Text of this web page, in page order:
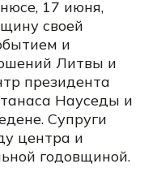
17 июня,
своей
и
Литвы и
президента
Науседы и
Супруги
центра и
годовщиной.